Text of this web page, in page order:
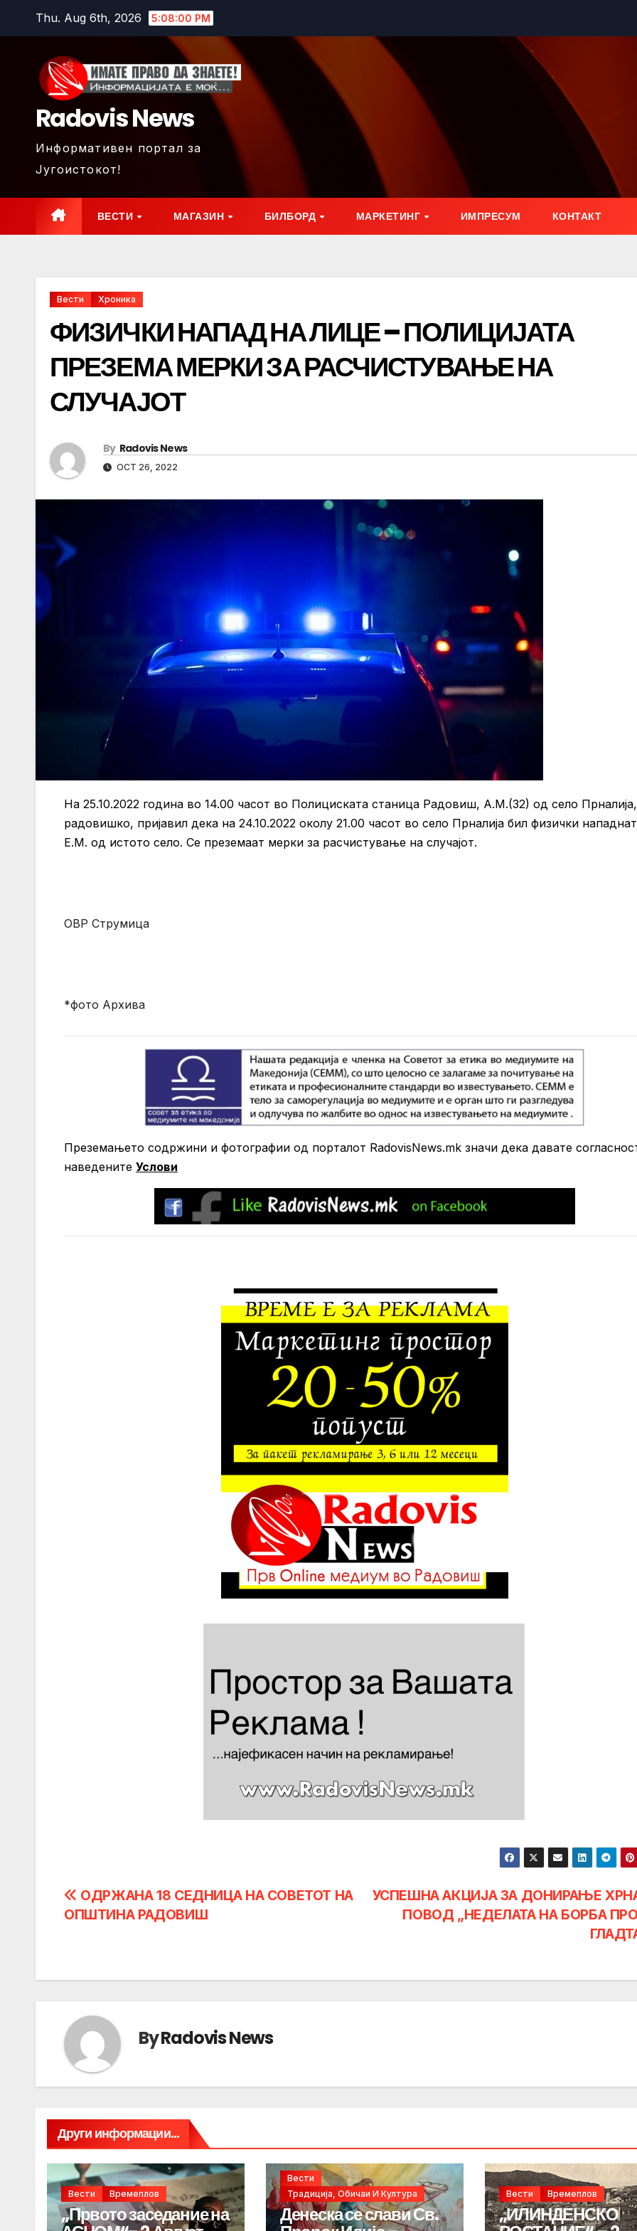
Thu. Aug 6th, 2026 5:08:02 PM
Radovis News
Информативен портал за
Југоистокот!
ВЕСТИ МАГАЗИН БИЛБОРД МАРКЕТИНГ ИМПРЕСУМ КОНТАКТ
Вести Хроника
ФИЗИЧКИ НАПАД НА ЛИЦЕ – ПОЛИЦИЈАТА
ПРЕЗЕМА МЕРКИ ЗА РАСЧИСТУВАЊЕ НА
СЛУЧАЈОТ
By Radovis News
OCT 26, 2022
На 25.10.2022 година во 14.00 часот во Полициската станица Радовиш, А.М.(32) од село Прналија,
радовишко, пријавил дека на 24.10.2022 околу 21.00 часот во село Прналија бил физички
Е.М. од истото село. Се преземаат мерки за расчистување на случајот.
ОВР Струмица
*фото Архива
Преземањето содржини и фотографии од порталот RadovisNews.mk значи дека давате
нaведените Услови
Post
navigation
УСПЕШНА АКЦИЈА ЗА ДОНИРАЊЕ
ПОВОД „НЕДЕЛАТА НА БОРБА
ОДРЖАНА 18 СЕДНИЦА НА СОВЕТОТ НА
ОПШТИНА РАДОВИШ
ByRadovis News
Други информации...
Вести Времеплов
„Првото заседание на
Вести
Традиција, Обичаи И Култура
Денеска се слави Св.
Вести Времеплов
„ИЛИНДЕНСКО